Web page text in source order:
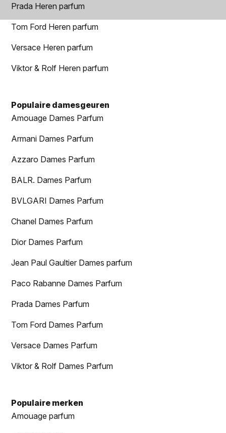
Prada Heren parfum
Tom Ford Heren parfum
Versace Heren parfum
Viktor & Rolf Heren parfum
Populaire damesgeuren
Amouage Dames Parfum
Armani Dames Parfum
Azzaro Dames Parfum
BALR. Dames Parfum
BVLGARI Dames Parfum
Chanel Dames Parfum
Dior Dames Parfum
Jean Paul Gaultier Dames parfum
Paco Rabanne Dames Parfum
Prada Dames Parfum
Tom Ford Dames Parfum
Versace Dames Parfum
Viktor & Rolf Dames Parfum
Populaire merken
Amouage parfum